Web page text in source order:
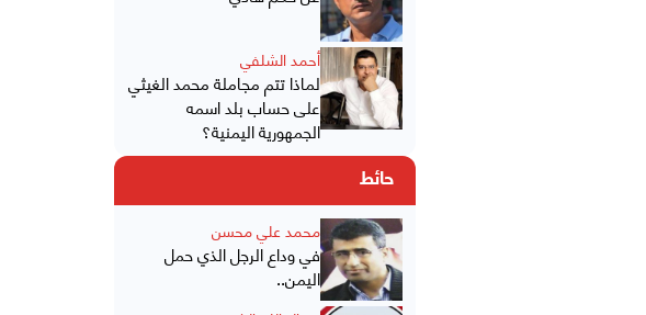
أحمد الشلفي
لماذا تتم مجاملة محمد الغيثي
على حساب بلد اسمه
الجمهورية اليمنية؟
حائط
محمد علي محسن
في وداع الرجل الذي حمل
اليمن..